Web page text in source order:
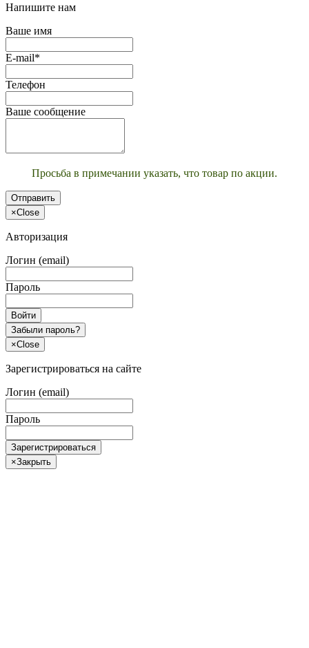
Напишите нам
Ваше имя
E-mail*
Телефон
Ваше сообщение
Просьба в примечании указать, что товар по акции.
Отправить
×Close
Авторизация
Логин (email)
Пароль
Войти
Забыли пароль?
×Close
Зарегистрироваться на сайте
Логин (email)
Пароль
Зарегистрироваться
×Закрыть